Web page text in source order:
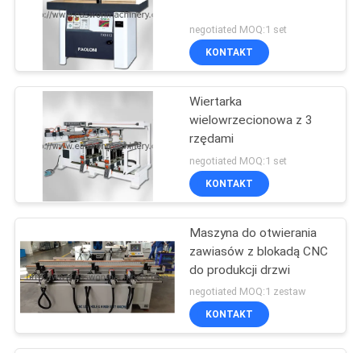
negotiated MOQ:1 set
KONTAKT
Wiertarka
wielowrzecionowa z 3
rzędami
negotiated MOQ:1 set
KONTAKT
Maszyna do otwierania
zawiasów z blokadą CNC
do produkcji drzwi
negotiated MOQ:1 zestaw
KONTAKT